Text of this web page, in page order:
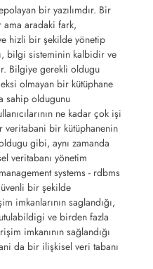
bir yazılımdır. Bir
ama aradaki fark,
hizli bir şekilde yönetip
bilgi sisteminin kalbidir ve
Bilgiye gerekli oldugu
olmayan bir kütüphane
sahip oldugunu
ne kadar çok işi
veritabani bir kütüphanenin
gibi, aynı zamanda
veritabanı yönetim
systems - rdbms
bir şekilde
imkanlarının saglandığı,
ve birden fazla
imkanının sağlandığı
da bir ilişkisel veri tabanı